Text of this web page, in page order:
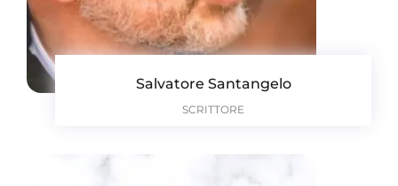
Salvatore Santangelo
SCRITTORE